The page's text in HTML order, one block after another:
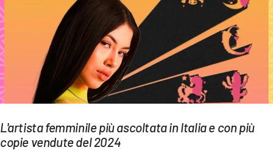
ECONOMIA E LAVORO
SPORT
Streaming
LAC TV
L'artista femminile più ascoltata in Italia e con più
copie vendute del 2024